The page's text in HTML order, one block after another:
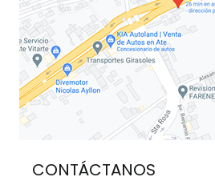
CONTÁCTANOS